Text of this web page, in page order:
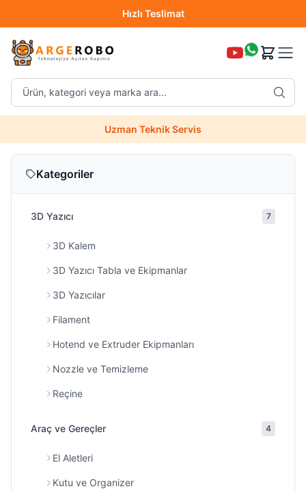
Hızlı Teslimat
Ürün, kategori veya marka ara...
Uzman Teknik Servis
Kategoriler
3D Yazıcı 7
3D Kalem
3D Yazıcı Tabla ve Ekipmanlar
3D Yazıcılar
Filament
Hotend ve Extruder Ekipmanları
Nozzle ve Temizleme
Reçine
Araç ve Gereçler 4
El Aletleri
Kutu ve Organizer